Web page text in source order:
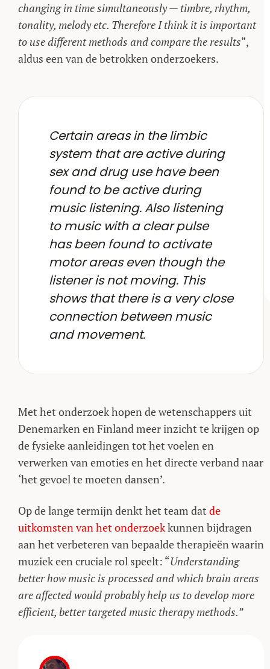
changing in time simultaneously — timbre, rhythm,
tonality, melody etc. Therefore I think it is important
to use different methods and compare the results“,
aldus een van de betrokken onderzoekers.
Certain areas in the limbic
system that are active during
sex and drug use have been
found to be active during
music listening. Also listening
to music with a clear pulse
has been found to activate
motor areas even though the
listener is not moving. This
shows that there is a very close
connection between music
and movement.
Met het onderzoek hopen de wetenschappers uit
Denemarken en Finland meer inzicht te krijgen op
de fysieke aanleidingen tot het voelen en
verwerken van emoties en het directe verband naar
‘het gevoel te moeten dansen’.
Op de lange termijn denkt het team dat de
uitkomsten van het onderzoekkunnen bijdragen
aan het verbeteren van bepaalde therapieën waarin
muziek een cruciale rol speelt: “Understanding
better how music is processed and which brain areas
are affected would probably help us to develop more
efficient, better targeted music therapy methods.”